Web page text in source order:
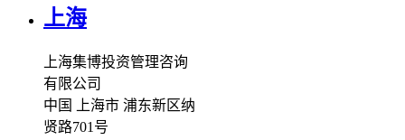
上海
上海集博投资管理咨询
有限公司
中国 上海市 浦东新区纳
贤路701号